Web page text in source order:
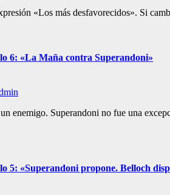
«Los más desfavorecidos». Si
6: «La Maña contra Superandoni»
enemigo. Superandoni no fue una
5: «Superandoni propone. Belloch